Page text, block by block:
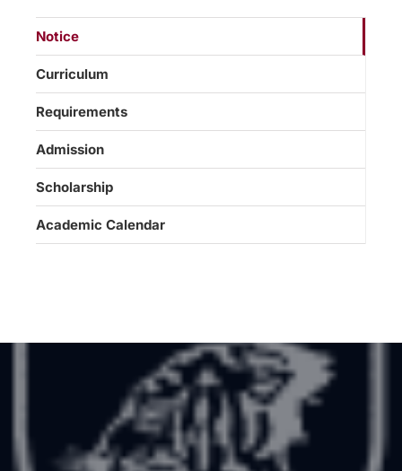
Notice
Curriculum
Requirements
Admission
Scholarship
Academic Calendar